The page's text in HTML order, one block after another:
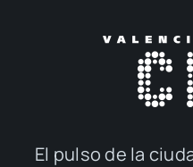
El pul­so de la